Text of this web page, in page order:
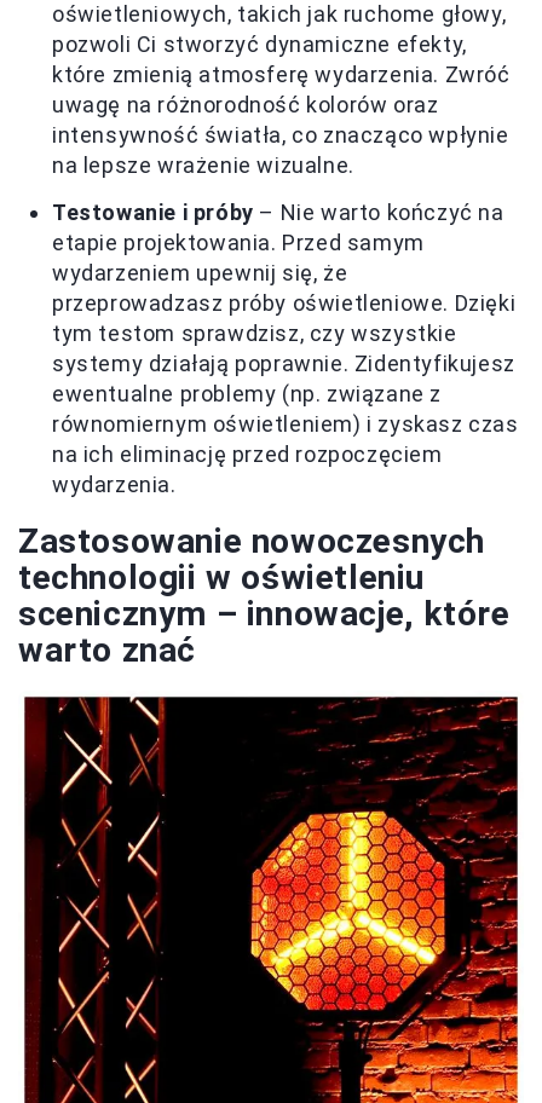
oświetleniowych, takich jak ruchome głowy,
pozwoli Ci stworzyć dynamiczne efekty,
które zmienią atmosferę wydarzenia. Zwróć
uwagę na różnorodność kolorów oraz
intensywność światła, co znacząco wpłynie
na lepsze wrażenie wizualne.
Testowanie i próby – Nie warto kończyć na
etapie projektowania. Przed samym
wydarzeniem upewnij się, że
przeprowadzasz próby oświetleniowe. Dzięki
tym testom sprawdzisz, czy wszystkie
systemy działają poprawnie. Zidentyfikujesz
ewentualne problemy (np. związane z
równomiernym oświetleniem) i zyskasz czas
na ich eliminację przed rozpoczęciem
wydarzenia.
Zastosowanie nowoczesnych
technologii w oświetleniu
scenicznym – innowacje, które
warto znać